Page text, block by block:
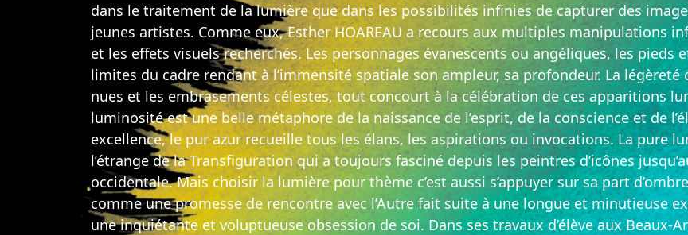
dans le traitement de la lumière que dans les possibilités infinies de capturer des
jeunes artistes. Comme eux, Esther HOAREAU a recours aux multiples manipulations
et les effets visuels recherchés. Les personnages évanescents ou angéliques, les
limites du cadre rendant à l’immensité spatiale son ampleur, sa profondeur. La
nues et les embrasements célestes, tout concourt à la célébration de ces apparitions
luminosité est une belle métaphore de la naissance de l’esprit, de la conscience et de
excellence, le pur azur recueille tous les élans, les aspirations ou invocations. La pure
l’étrange de la Transfiguration qui a toujours fasciné depuis les peintres d’icônes
occidentale. Mais choisir la lumière pour thème c’est aussi s’appuyer sur sa part
comme une promesse de rencontre avec l’Autre fait suite à une longue et minutieuse
une inquiétante et voluptueuse obsession de soi. Dans ses travaux d’élève aux Beaux-